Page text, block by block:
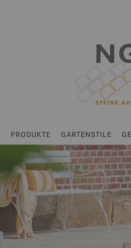
PRODUKTE GARTENSTILE